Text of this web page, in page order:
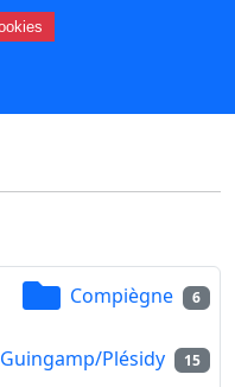
Compiègne 6
Guingamp/Plésidy 15